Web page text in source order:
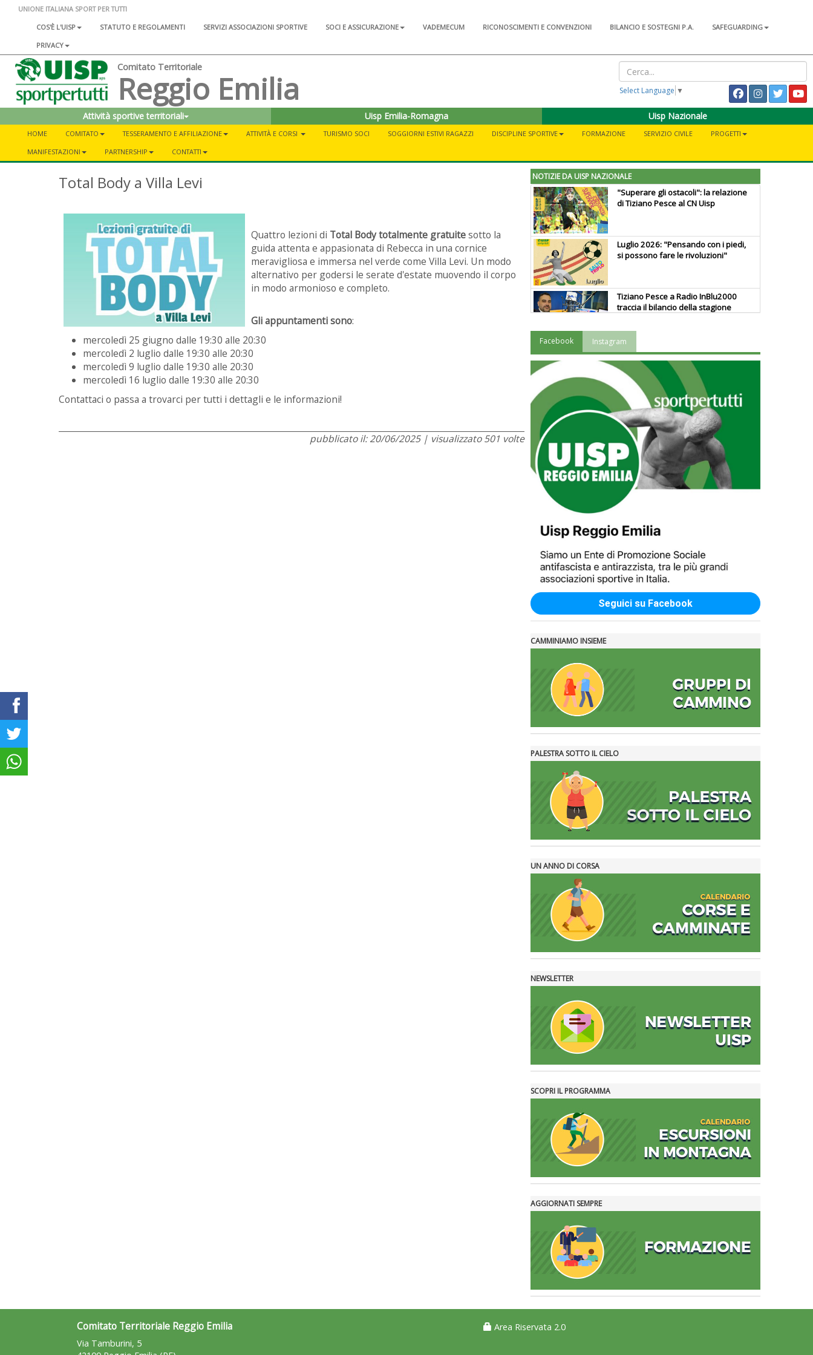
UNIONE ITALIANA SPORT PER TUTTI
COS'È L'UISP
STATUTO E REGOLAMENTI SERVIZI ASSOCIAZIONI SPORTIVE SOCI E ASSICURAZIONE VADEMECUM RICONOSCIMENTI E CONVENZIONI BILANCIO E SOSTEGNI P.A.
SAFEGUARDING
PRIVACY
Comitato Territoriale
Reggio Emilia Select Language ▼
Attività sportive territoriali Uisp Emilia-Romagna Uisp Nazionale
HOME COMITATO TESSERAMENTO E AFFILIAZIONE ATTIVITÀ E CORSI TURISMO SOCI SOGGIORNI ESTIVI RAGAZZI DISCIPLINE SPORTIVE FORMAZIONE SERVIZIO CIVILE
PROGETTI
MANIFESTAZIONI
PARTNERSHIP CONTATTI
Total Body a Villa Levi
Quattro lezioni di Total Body totalmente gratuitesotto la
guida attenta e appasionata di Rebecca in una cornice
meravigliosa e immersa nel verde come Villa Levi. Un modo
alternativo per godersi le serate d'estate muovendo il corpo
in modo armonioso e completo.
Gli appuntamenti sono:
mercoledì 25 giugno dalle 19:30 alle 20:30
mercoledì 2 luglio dalle 19:30 alle 20:30
mercoledì 9 luglio dalle 19:30 alle 20:30
mercoledì 16 luglio dalle 19:30 alle 20:30
Contattaci o passa a trovarci per tutti i dettagli e le informazioni!
pubblicato il: 20/06/2025 | visualizzato 501 volte
NOTIZIE DA UISP NAZIONALE
"Superare gli ostacoli": la relazione
di Tiziano Pesce al CN Uisp
Luglio 2026: "Pensando con i piedi,
si possono fare le rivoluzioni"
Tiziano Pesce a Radio InBlu2000
traccia il bilancio della stagione
valorizzi le nostre specificità"
La formazione Uisp rallenta ma
prosegue anche in estate
Tiziano Pesce nel Cda di
Fondazione Terzjus: prima riunione
a Roma
Facebook Instagram
Seguici su Facebook
CAMMINIAMO INSIEME
PALESTRA SOTTO IL CIELO
UN ANNO DI CORSA
NEWSLETTER
SCOPRI IL PROGRAMMA
AGGIORNATI SEMPRE
Comitato Territoriale Reggio Emilia
Via Tamburini, 5
Area Riservata 2.0